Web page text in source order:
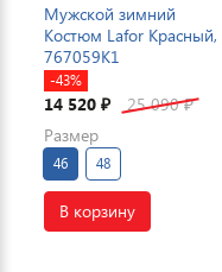
Мужской зимний
Костюм Lafor Красный,
767059K1
-43%
14 520 ₽ 25 090₽
Размер
46 48
В корзину